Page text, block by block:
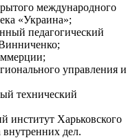
международного
«Украина»;
педагогический
управления и
технический
институт Харьковского
внутренних дел.